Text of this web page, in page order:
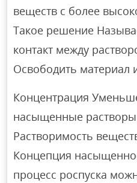
веществ с более
Такое решение
контакт между
Освободить материал
Концентрация
насыщенные растворы
Растворимость
Концепция
процесс роспуска